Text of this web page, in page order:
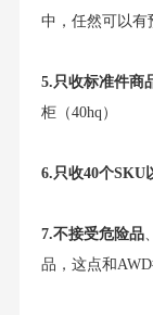
中，任然可以有
5.只收标准件商
柜（40hq）
6.只收40个SKU
7.不接受危险品
品，这点和AWD